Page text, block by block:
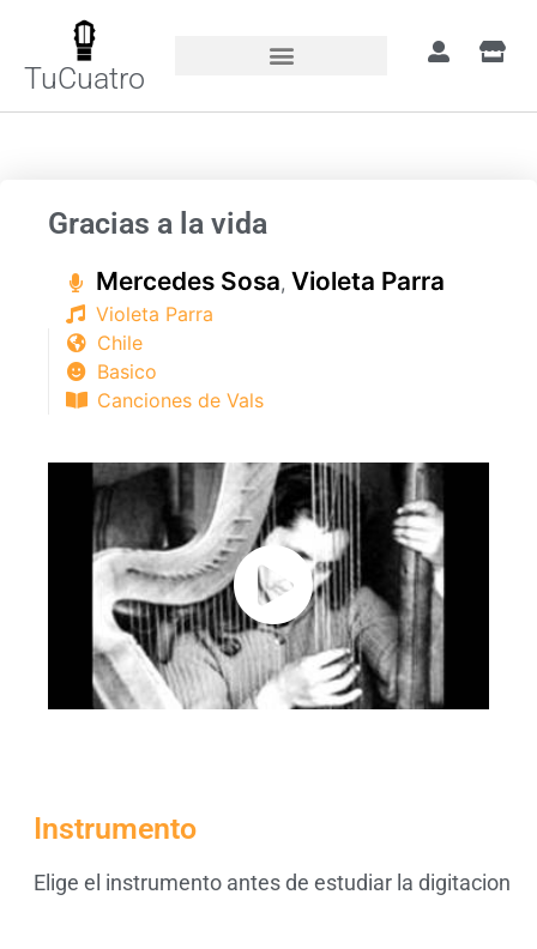
TuCuatro
Gracias a la vida
Mercedes Sosa, Violeta Parra
Violeta Parra
Chile
Basico
Canciones de Vals
Instrumento
Elige el instrumento antes de estudiar la digitacion